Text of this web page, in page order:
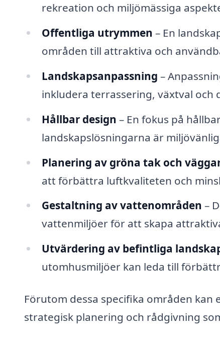
rekreation och miljömässiga
Offentliga utrymmen – En
områden till attraktiva och
Landskapsanpassning –
inkludera terrassering, växtval och
Hållbar design – En fokus på
landskapslösningarna är
Planering av gröna tak och
att förbättra luftkvaliteten och
Gestaltning av vattenområden –
vattenmiljöer för att skapa
Utvärdering av befintliga
utomhusmiljöer kan leda till
Förutom dessa specifika områden kan
strategisk planering och rådgivning